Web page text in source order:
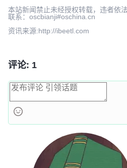
本站新闻禁止未经授权转载，违者依
联系：oscbianji#oschina.cn
资讯来源:http://ibeetl.com
评论: 1